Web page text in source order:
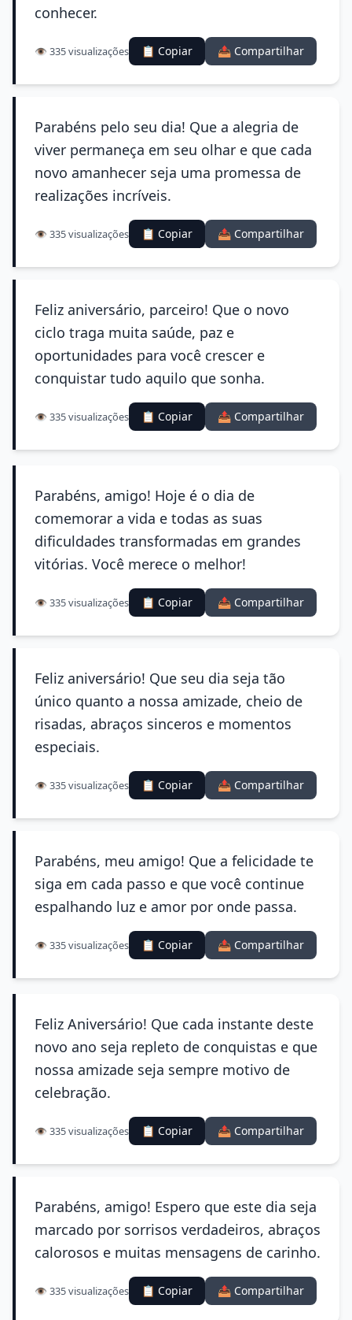
conhecer.
👁️ 335 visualizações 📋 Copiar 📤 Compartilhar
Parabéns pelo seu dia! Que a alegria de
viver permaneça em seu olhar e que cada
novo amanhecer seja uma promessa de
realizações incríveis.
👁️ 335 visualizações 📋 Copiar 📤 Compartilhar
Feliz aniversário, parceiro! Que o novo
ciclo traga muita saúde, paz e
oportunidades para você crescer e
conquistar tudo aquilo que sonha.
👁️ 335 visualizações 📋 Copiar 📤 Compartilhar
Parabéns, amigo! Hoje é o dia de
comemorar a vida e todas as suas
dificuldades transformadas em grandes
vitórias. Você merece o melhor!
👁️ 335 visualizações 📋 Copiar 📤 Compartilhar
Feliz aniversário! Que seu dia seja tão
único quanto a nossa amizade, cheio de
risadas, abraços sinceros e momentos
especiais.
👁️ 335 visualizações 📋 Copiar 📤 Compartilhar
Parabéns, meu amigo! Que a felicidade te
siga em cada passo e que você continue
espalhando luz e amor por onde passa.
👁️ 335 visualizações 📋 Copiar 📤 Compartilhar
Feliz Aniversário! Que cada instante deste
novo ano seja repleto de conquistas e que
nossa amizade seja sempre motivo de
celebração.
👁️ 335 visualizações 📋 Copiar 📤 Compartilhar
Parabéns, amigo! Espero que este dia seja
marcado por sorrisos verdadeiros, abraços
calorosos e muitas mensagens de carinho.
👁️ 335 visualizações 📋 Copiar 📤 Compartilhar